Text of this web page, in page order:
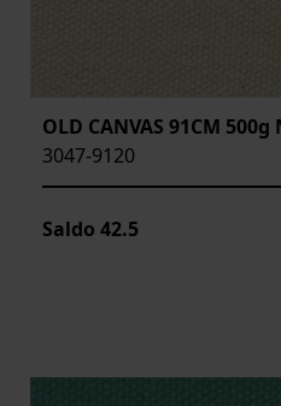
OLD CANVAS 91CM 500g
3047-9120
Saldo 42.5